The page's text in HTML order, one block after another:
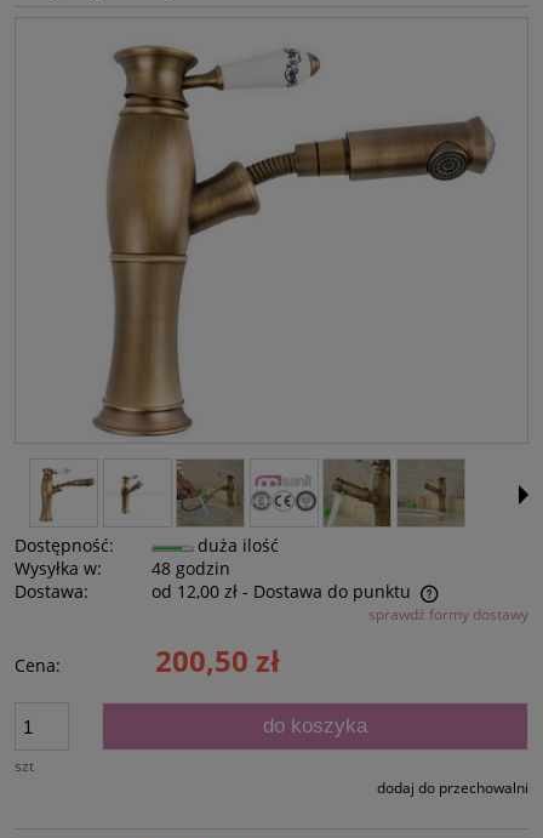
Dostępność:
duża ilość
Wysyłka w:
48 godzin
Dostawa:
od 12,00 zł - Dostawa do punktu
Cena nie zawiera ewentualnych kosztów płatnościsprawdź formy dostawy
Cena: 200,50 zł
szt
do koszyka
dodaj do przechowalni